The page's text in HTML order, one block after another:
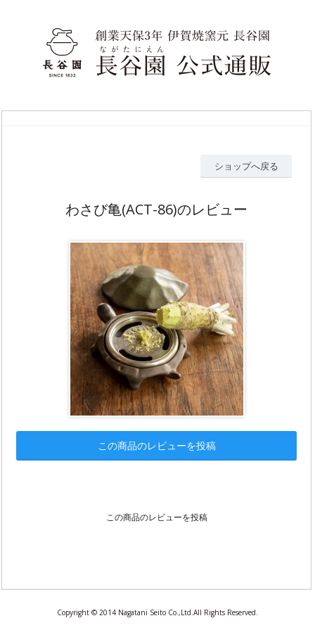
ショップへ戻る
わさび亀(ACT-86)のレビュー
この商品のレビューを投稿
この商品のレビューを投稿
Copyright © 2014 Nagatani Seito Co.,Ltd.All Rights Reserved.